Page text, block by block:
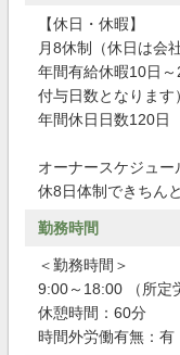
【休日・休暇】
月8休制（休日は会
年間有給休暇10日
付与日数となります）
年間休日日数120日
オーナースケジュー
休8日体制できちん
勤務時間
＜勤務時間＞
9:00～18:00 （所定
休憩時間：60分
時間外労働有無：有